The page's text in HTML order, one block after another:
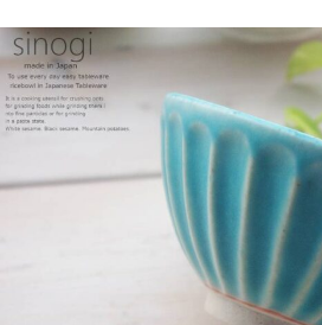
2025/7/23
≪軽井沢店オープンしております！≫
中！実店舗でしか取り扱ってない商品
す♪ みなさまのご来店、お待ちしてお
2025/5/9
≪らいすぼ～るのお皿がパッケージに
日（水）に発売『よしもとカレー 北海
いも編』レトルトカレーのパッケージ
【でっかいどー 北の大地パーティーメ